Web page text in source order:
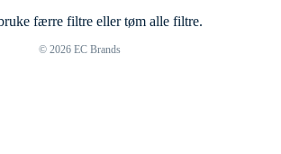
færre filtre ellertøm alle filtre.
© 2026 EC Brands